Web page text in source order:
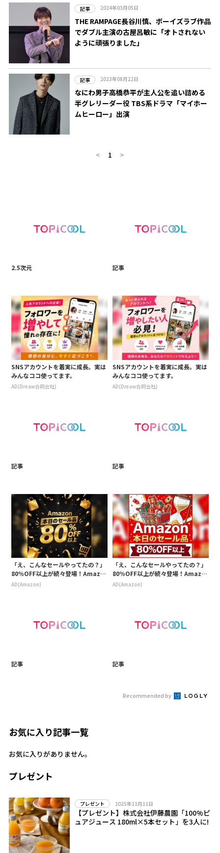
記事 2024年03月05日
THE RAMPAGE長谷川慎、ボーイズラブ作品
でダブル主演の古屋呂敏に「オトされない
ように頑張りました」
記事 2023年08月22日
なにわ男子高橋恭平が主人公を追い詰める
半グレリーダー役 TBS系ドラマ「マイホー
ムヒーロー」出演
< 1 >
2.5次元 記事
SNSアカウントを着実に成長。実は
みんなココ使ってます。
AD(Dreaw合同会社)
SNSアカウントを着実に成長。実は
みんなココ使ってます。
AD(Dreaw合同会社)
記事 記事
「え、こんなセールやってたの？」
80％OFF以上が続々登場！Amazo
nの本気が凄すぎる
AD(Amazon)
「え、こんなセールやってたの？」
80％OFF以上が続々登場！Amazo
nの本気が凄すぎる
AD(Amazon)
記事 記事
Recommended by
お気に入り記事一覧
お気に入りがありません。
プレゼント
プレゼント 2025年11月11日
【プレゼント】株式会社伊藤農園「100%ピ
ュアジュース 180ml×5本セット」を3人に!